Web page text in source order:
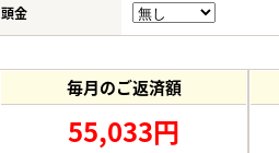
頭金
毎月のご返済額
55,033円